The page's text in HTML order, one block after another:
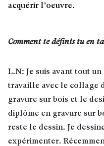
acquérir l’oeuvre.
Comment te définis tu en
L.N: Je suis avant tout
travaille avec le collage
gravure sur bois et le
diplôme en gravure sur
reste le dessin. Je
expérimenter.